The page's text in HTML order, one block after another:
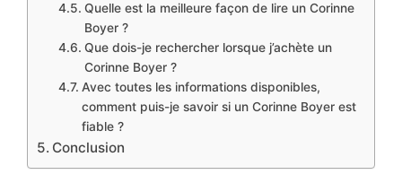
Quelle est la meilleure façon de lire un Corinne
Boyer ?
Que dois-je rechercher lorsque j’achète un
Corinne Boyer ?
Avec toutes les informations disponibles,
comment puis-je savoir si un Corinne Boyer est
fiable ?
Conclusion